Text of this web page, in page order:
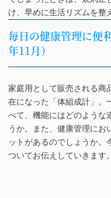
け、早めに生活リズムを整
毎日の健康管理に便
年11月）
家庭用として販売される商
在になった「体組成計」。
べて、機能にはどのような
うか。また、健康管理にお
ットがあるのでしょうか。
ついてお伝えしていきます。